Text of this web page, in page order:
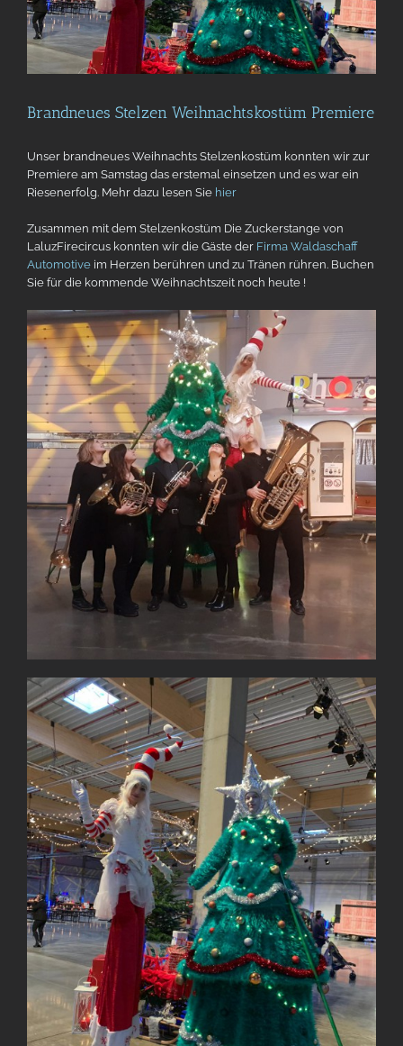
Brandneues Stelzen Weihnachtskostüm Premiere
Unser brandneues Weihnachts Stelzenkostüm konnten wir zur
Premiere am Samstag das erstemal einsetzen und es war ein
Riesenerfolg. Mehr dazu lesen Sie hier
Zusammen mit dem Stelzenkostüm Die Zuckerstange von
LaluzFirecircus konnten wir die Gäste der Firma Waldaschaff
Automotive im Herzen berühren und zu Tränen rühren. Buchen
Sie für die kommende Weihnachtszeit noch heute !